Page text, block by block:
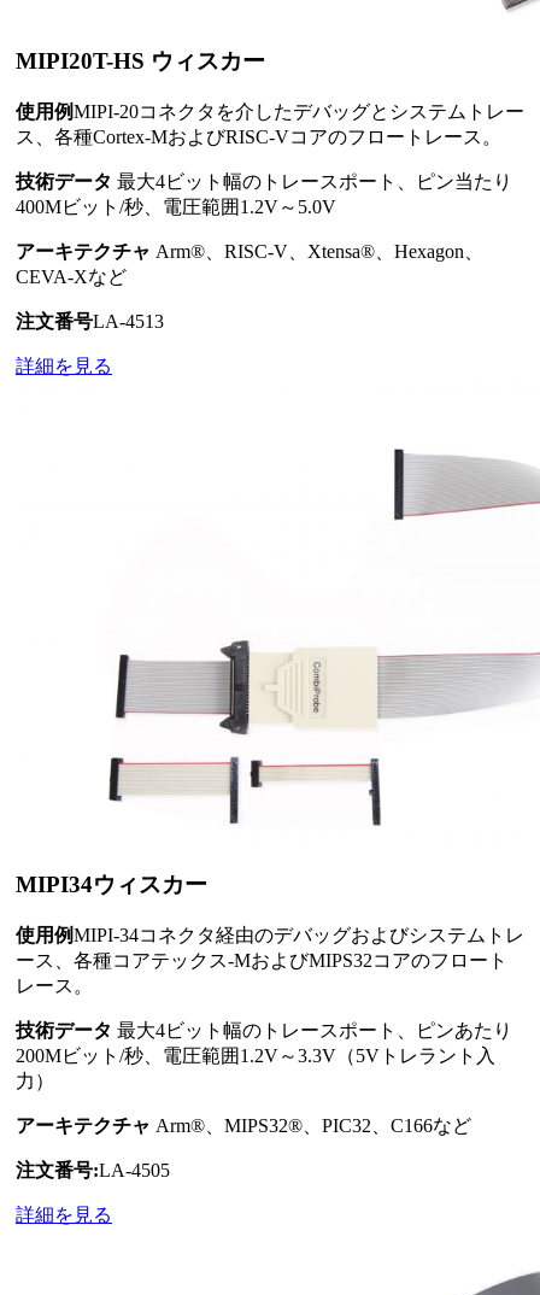
MIPI20T-HS ウィスカー
使用例MIPI-20コネクタを介したデバッグとシステムトレー
ス、各種Cortex-MおよびRISC-Vコアのフロートレース。
技術データ 最大4ビット幅のトレースポート、ピン当たり
400Mビット/秒、電圧範囲1.2V～5.0V
アーキテクチャ Arm®、RISC-V、Xtensa®、Hexagon、
CEVA-Xなど
注文番号LA-4513
詳細を見る
MIPI34ウィスカー
使用例MIPI-34コネクタ経由のデバッグおよびシステムトレ
ース、各種コアテックス-MおよびMIPS32コアのフロート
レース。
技術データ 最大4ビット幅のトレースポート、ピンあたり
200Mビット/秒、電圧範囲1.2V～3.3V（5Vトレラント入
力）
アーキテクチャ Arm®、MIPS32®、PIC32、C166など
注文番号:LA-4505
詳細を見る